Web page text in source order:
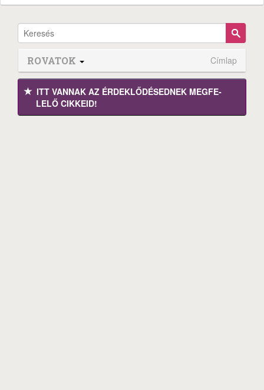
ROVATOK Címlap
ITT VANNAK AZ ÉRDEK­LŐDÉ­SEDNEK MEGFE­
LELŐ CIKKEID!